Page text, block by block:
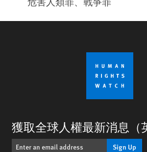
獲取全球人權最新消息（
Sign Up